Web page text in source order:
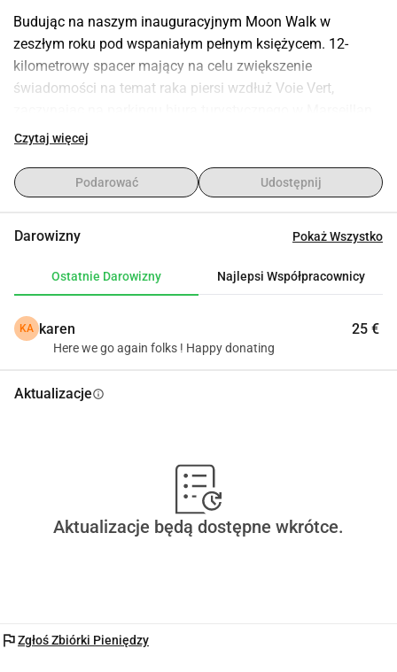
Budując na naszym inauguracyjnym Moon Walk w
zeszłym roku pod wspaniałym pełnym księżycem. 12-
kilometrowy spacer mający na celu zwiększenie
świadomości na temat raka piersi wzdłuż Voie Vert,
Plage i kierując się do Sete Lido. DATA PIĄTEK 3
widziane - lub inne różowe elementy odzieży. Otwarte dla
pań, panów i psów!!
Czytaj więcej
Podarować Udostępnij
Darowizny Pokaż Wszystko
Ostatnie Darowizny Najlepsi Współpracownicy
KA karen 25 €
Here we go again folks ! Happy donating
Aktualizacjeinfo
Aktualizacje będą dostępne wkrótce.
flagZgłoś Zbiórki Pieniędzy